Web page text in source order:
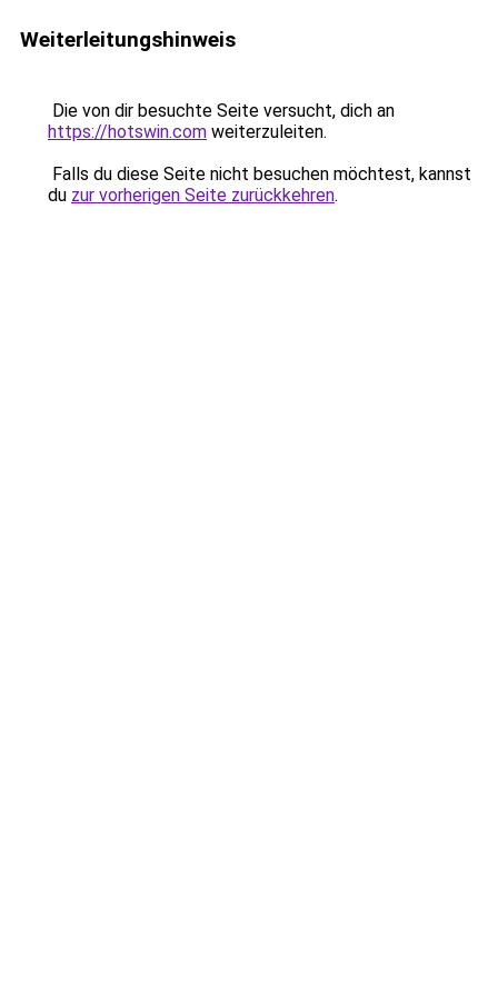
Weiterleitungshinweis
Die von dir besuchte Seite versucht, dich an
https://hotswin.com weiterzuleiten.
Falls du diese Seite nicht besuchen möchtest, kannst
du zur vorherigen Seite zurückkehren.